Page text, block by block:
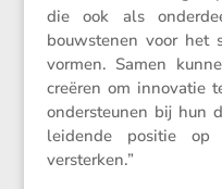
die ook als
bouwstenen voor het
vormen. Samen
creëren om innovatie
onder­steunen bij hun
leidende positie
versterken.”